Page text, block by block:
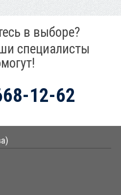
в выборе?
специалисты
12-62